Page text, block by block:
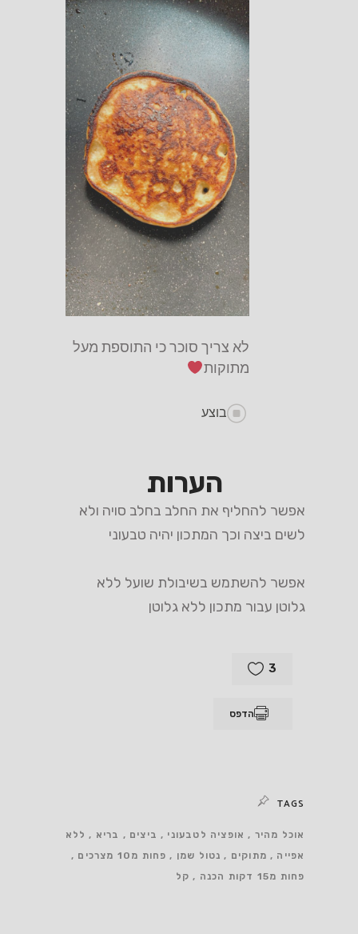
לא צריך סוכר כי התוספת מעל
מתוקות
בוצע
הערות
אפשר להחליף את החלב בחלב סויה ולא
לשים ביצה וכך המתכון יהיה טבעוני
אפשר להשתמש בשיבולת שועל ללא
גלוטן עבור מתכון ללא גלוטן
3
הדפס
TAGS
אוכל מהיר אופציה לטבעוני ביצים בריא
ללא
אפייה
מתוקים נטול שמן
פחות מ10 מצרכים
פחות מ15 דקות הכנה
קל